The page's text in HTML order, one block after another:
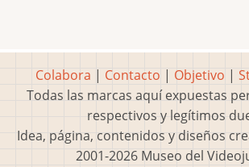
Colabora | Contacto | Objetivo |
Todas las marcas aquí expuestas
respectivos y legítimos
Idea, página, contenidos y diseños
2001-2026 Museo del